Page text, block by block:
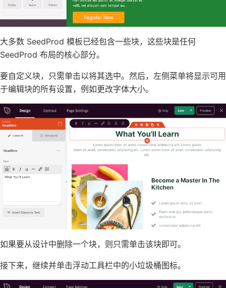
大多数 SeedProd 模板已经包含一些块，这些块是任何
SeedProd 布局的核心部分。
要自定义块，只需单击以将其选中。然后，左侧菜单将显示可用
于编辑块的所有设置，例如更改字体大小。
如果要从设计中删除一个块，则只需单击该块即可。
接下来，继续并单击浮动工具栏中的小垃圾桶图标。